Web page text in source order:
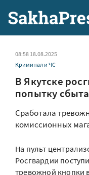
08:58 18.08.2025
Криминал и ЧС
В Якутске
попытку
Сработала
комиссионных
На пульт
Росгвардии
тревожной кнопки